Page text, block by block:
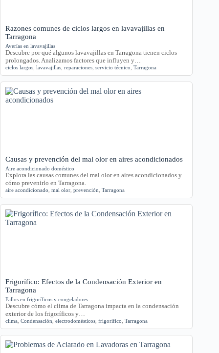
Razones comunes de ciclos largos en lavavajillas en
Tarragona
Averías en lavavajillas
Descubre por qué algunos lavavajillas en Tarragona tienen ciclos
prolongados. Analizamos factores que influyen y…
ciclos largos lavavajillas reparaciones servicio técnico Tarragona
Causas y prevención del mal olor en aires acondicionados
Aire acondicionado doméstico
Explora las causas comunes del mal olor en aires acondicionados y
cómo prevenirlo en Tarragona.
aire acondicionado mal olor prevención Tarragona
Frigorífico: Efectos de la Condensación Exterior en
Tarragona
Fallos en frigoríficos y congeladores
Descubre cómo el clima de Tarragona impacta en la condensación
exterior de los frigoríficos y…
clima Condensación electrodomésticos frigorífico Tarragona